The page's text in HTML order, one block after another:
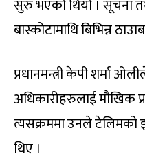
सुरु भएको थियो । सूचना
बास्कोटामाथि बिभिन्न
प्रधानमन्त्री केपी शर्मा
अधिकारीहरुलाई मौखिक
त्यसक्रममा उनले टेलिमको
थिए ।